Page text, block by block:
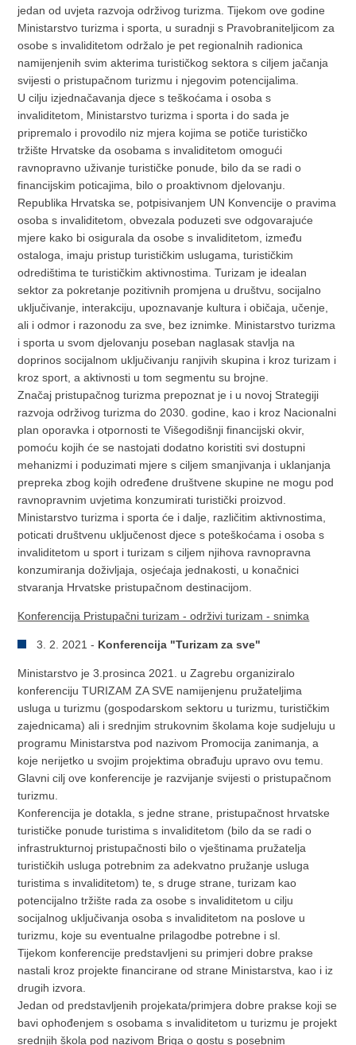
jedan od uvjeta razvoja održivog turizma. Tijekom ove godine
Ministarstvo turizma i sporta, u suradnji s Pravobraniteljicom za
osobe s invaliditetom održalo je pet regionalnih radionica
namijenjenih svim akterima turističkog sektora s ciljem jačanja
svijesti o pristupačnom turizmu i njegovim potencijalima.
U cilju izjednačavanja djece s teškoćama i osoba s
invaliditetom, Ministarstvo turizma i sporta i do sada je
pripremalo i provodilo niz mjera kojima se potiče turističko
tržište Hrvatske da osobama s invaliditetom omogući
ravnopravno uživanje turističke ponude, bilo da se radi o
financijskim poticajima, bilo o proaktivnom djelovanju.
Republika Hrvatska se, potpisivanjem UN Konvencije o pravima
osoba s invaliditetom, obvezala poduzeti sve odgovarajuće
mjere kako bi osigurala da osobe s invaliditetom, između
ostaloga, imaju pristup turističkim uslugama, turističkim
odredištima te turističkim aktivnostima. Turizam je idealan
sektor za pokretanje pozitivnih promjena u društvu, socijalno
uključivanje, interakciju, upoznavanje kultura i običaja, učenje,
ali i odmor i razonodu za sve, bez iznimke. Ministarstvo turizma
i sporta u svom djelovanju poseban naglasak stavlja na
doprinos socijalnom uključivanju ranjivih skupina i kroz turizam i
kroz sport, a aktivnosti u tom segmentu su brojne.
Značaj pristupačnog turizma prepoznat je i u novoj Strategiji
razvoja održivog turizma do 2030. godine, kao i kroz Nacionalni
plan oporavka i otpornosti te Višegodišnji financijski okvir,
pomoću kojih će se nastojati dodatno koristiti svi dostupni
mehanizmi i poduzimati mjere s ciljem smanjivanja i uklanjanja
prepreka zbog kojih određene društvene skupine ne mogu pod
ravnopravnim uvjetima konzumirati turistički proizvod.
Ministarstvo turizma i sporta će i dalje, različitim aktivnostima,
poticati društvenu uključenost djece s poteškoćama i osoba s
invaliditetom u sport i turizam s ciljem njihova ravnopravna
konzumiranja doživljaja, osjećaja jednakosti, u konačnici
stvaranja Hrvatske pristupačnom destinacijom.
Konferencija Pristupačni turizam - održivi turizam - snimka
3. 2. 2021 - Konferencija "Turizam za sve"
Ministarstvo je 3.prosinca 2021. u Zagrebu organiziralo
konferenciju TURIZAM ZA SVE namijenjenu pružateljima
usluga u turizmu (gospodarskom sektoru u turizmu, turističkim
zajednicama) ali i srednjim strukovnim školama koje sudjeluju u
programu Ministarstva pod nazivom Promocija zanimanja, a
koje nerijetko u svojim projektima obrađuju upravo ovu temu.
Glavni cilj ove konferencije je razvijanje svijesti o pristupačnom
turizmu.
Konferencija je dotakla, s jedne strane, pristupačnost hrvatske
turističke ponude turistima s invaliditetom (bilo da se radi o
infrastrukturnoj pristupačnosti bilo o vještinama pružatelja
turističkih usluga potrebnim za adekvatno pružanje usluga
turistima s invaliditetom) te, s druge strane, turizam kao
potencijalno tržište rada za osobe s invaliditetom u cilju
socijalnog uključivanja osoba s invaliditetom na poslove u
turizmu, koje su eventualne prilagodbe potrebne i sl.
Tijekom konferencije predstavljeni su primjeri dobre prakse
nastali kroz projekte financirane od strane Ministarstva, kao i iz
drugih izvora.
Jedan od predstavljenih projekata/primjera dobre prakse koji se
bavi ophođenjem s osobama s invaliditetom u turizmu je projekt
srednjih škola pod nazivom Briga o gostu s posebnim